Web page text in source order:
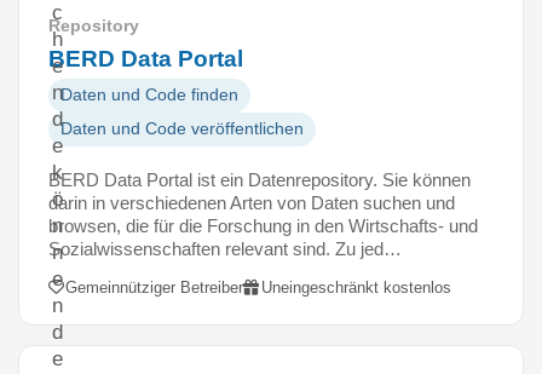
c
h
e
n
d
e
k
ö
n
n
e
n
d
e
Repository
BERD Data Portal
Daten und Code finden
Daten und Code veröffentlichen
BERD Data Portal ist ein Datenrepository. Sie können
darin in verschiedenen Arten von Daten suchen und
browsen, die für die Forschung in den Wirtschafts- und
Sozialwissenschaften relevant sind. Zu jed…
Gemeinnütziger Betreiber Uneingeschränkt kostenlos